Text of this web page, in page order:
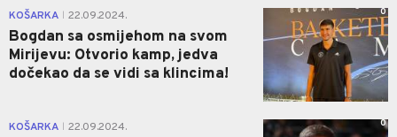
KOŠARKA 22.09.2024.
Bogdan sa osmijehom na svom
Mirijevu: Otvorio kamp, jedva
dočekao da se vidi sa klincima!
0
KOŠARKA 22.09.2024. 0